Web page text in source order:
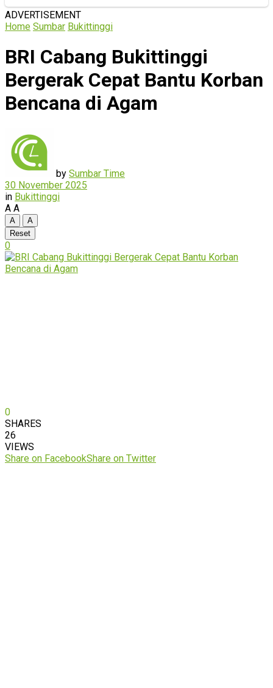
ADVERTISEMENT
Home Sumbar Bukittinggi
BRI Cabang Bukittinggi
Bergerak Cepat Bantu Korban
Bencana di Agam
by Sumbar Time
30 November 2025
in Bukittinggi
A A
A
A
Reset
0
0
SHARES
26
VIEWS
Share on FacebookShare on Twitter